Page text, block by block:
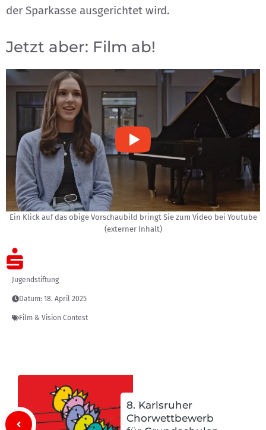
der Sparkasse ausgerichtet wird.
Jetzt aber: Film ab!
Ein Klick auf das obige Vorschaubild bringt Sie zum Video bei Youtube
(externer Inhalt)
Jugendstiftung
Datum: 18. April 2025
Film & Vision Contest
8. Karlsruher
Chorwettbewerb